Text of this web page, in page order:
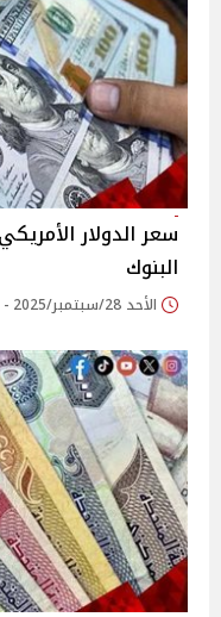
البنوك
الأحد 28/سبتمبر/2025 - 10:55 ص